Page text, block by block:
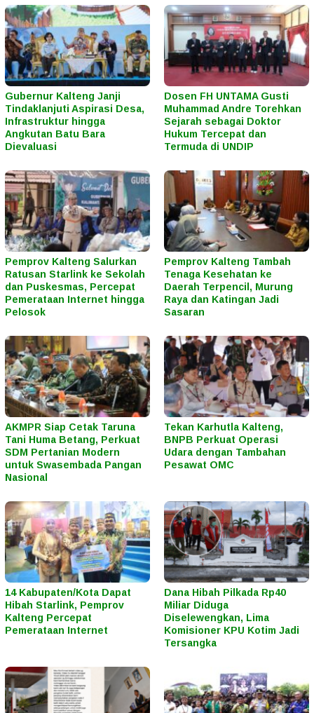
Gubernur Kalteng Janji
Tindaklanjuti Aspirasi Desa,
Infrastruktur hingga
Angkutan Batu Bara
Dievaluasi
Dosen FH UNTAMA Gusti
Muhammad Andre Torehkan
Sejarah sebagai Doktor
Hukum Tercepat dan
Termuda di UNDIP
Pemprov Kalteng Salurkan
Ratusan Starlink ke Sekolah
dan Puskesmas, Percepat
Pemerataan Internet hingga
Pelosok
Pemprov Kalteng Tambah
Tenaga Kesehatan ke
Daerah Terpencil, Murung
Raya dan Katingan Jadi
Sasaran
AKMPR Siap Cetak Taruna
Tani Huma Betang, Perkuat
SDM Pertanian Modern
untuk Swasembada Pangan
Nasional
Tekan Karhutla Kalteng,
BNPB Perkuat Operasi
Udara dengan Tambahan
Pesawat OMC
14 Kabupaten/Kota Dapat
Hibah Starlink, Pemprov
Kalteng Percepat
Pemerataan Internet
Dana Hibah Pilkada Rp40
Miliar Diduga
Diselewengkan, Lima
Komisioner KPU Kotim Jadi
Tersangka